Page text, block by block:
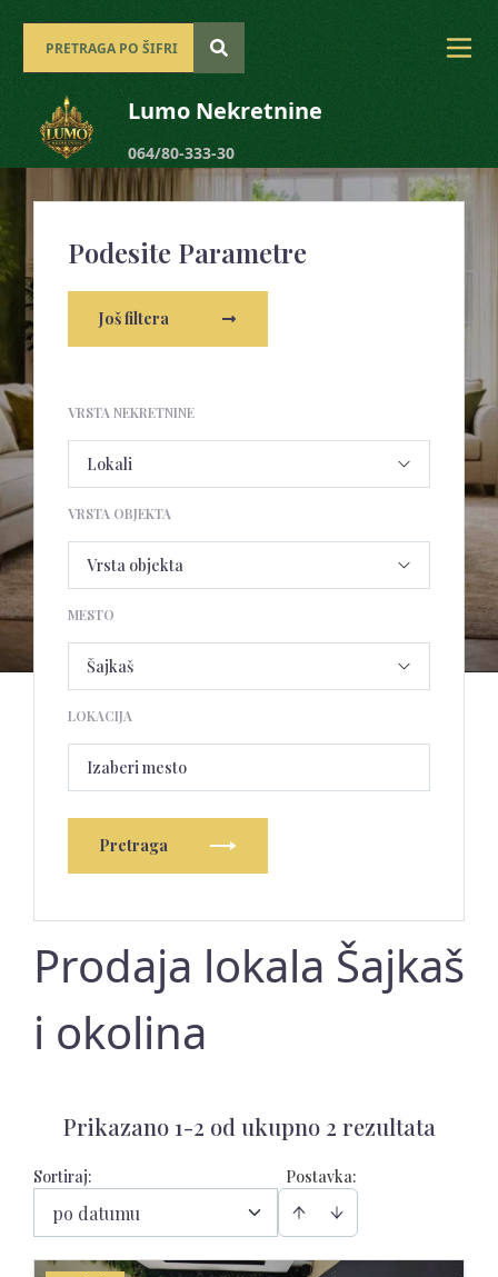
Lumo Nekretnine
064/80-333-30
Podesite Parametre
Još filtera
VRSTA NEKRETNINE
VRSTA OBJEKTA
MESTO
LOKACIJA
Izaberi mesto
Pretraga
Prodaja lokala Šajkaš
i okolina
Prikazano 1-2 od ukupno 2 rezultata
Postavka:
Sortiraj:
po datumu